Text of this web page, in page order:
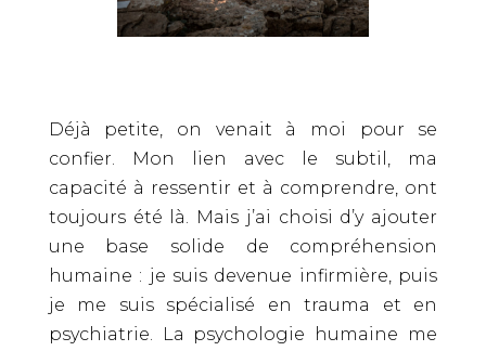
Déjà petite, on venait à moi pour se
confier. Mon lien avec le subtil, ma
capacité à ressentir et à comprendre, ont
toujours été là. Mais j’ai choisi d’y ajouter
une base solide de compréhension
humaine : je suis devenue infirmière, puis
je me suis spécialisé en trauma et en
psychiatrie. La psychologie humaine me